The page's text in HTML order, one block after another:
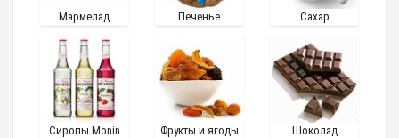
Мармелад Печенье Сахар
Сиропы Monin Фрукты и ягоды Шоколад